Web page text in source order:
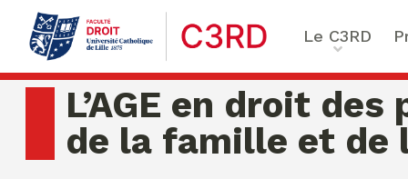
Le C3RD
Qui sommes-nous ?
Nos chercheurs
Formation & Recherche
Le
L’AGE en droit des
de la famille et de